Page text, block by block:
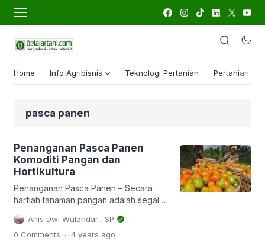
Home Info Agribisnis Teknologi Pertanian Pertanian
pasca panen
Penanganan Pasca Panen
Komoditi Pangan dan
Hortikultura
Penanganan Pasca Panen – Secara
harfiah tanaman pangan adalah segala
terdapat karbohidrat dan protein
sebagai sumber energy manusia.
Anis Dwi Wulandari, SP
0 Comments . 4 years ago